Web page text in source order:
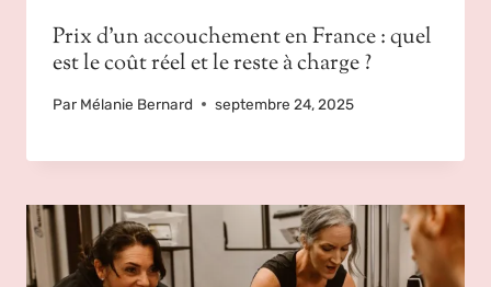
Prix d’un accouchement en France : quel
est le coût réel et le reste à charge ?
Par Mélanie Bernard septembre 24, 2025